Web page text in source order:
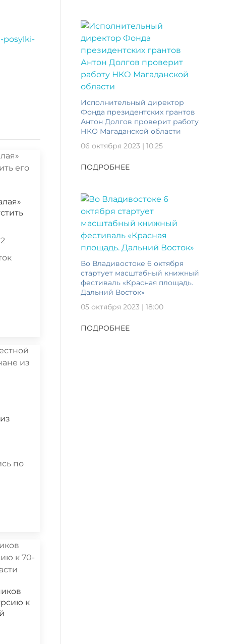
posylki-
по
к
Исполнительный директор
Фонда президентских грантов
Антон Долгов проверит работу
НКО Магаданской области
06 октября 2023 | 10:25
ПОДРОБНЕЕ
Во Владивостоке 6 октября
стартует масштабный книжный
фестиваль «Красная площадь.
Дальний Восток»
05 октября 2023 | 18:00
ПОДРОБНЕЕ